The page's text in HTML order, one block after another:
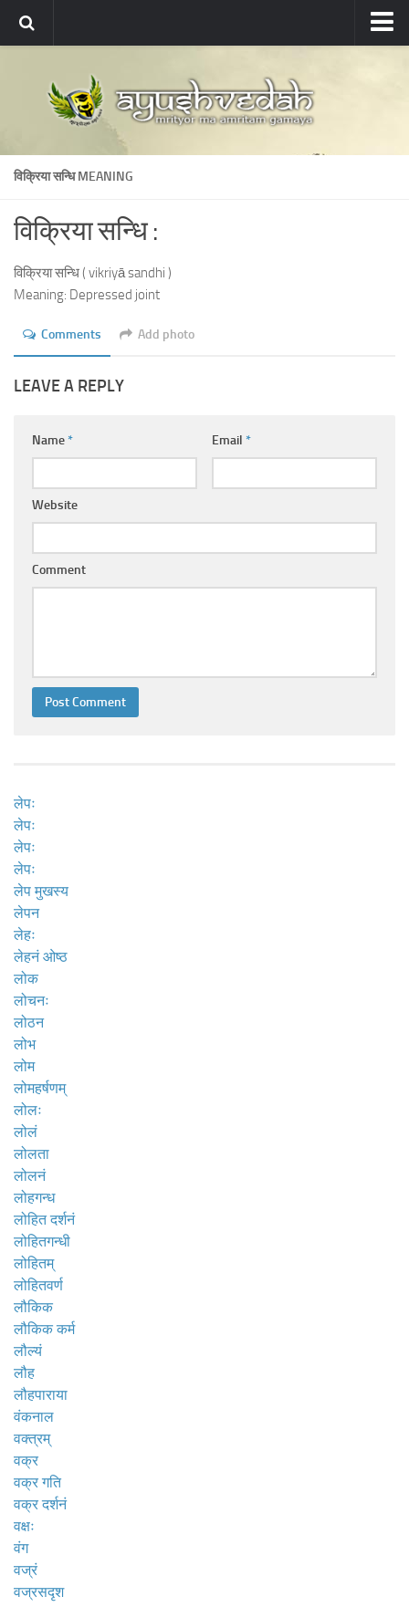
About
About Ayushvedah
Join Us
Academics
Ayurveda Colleges
Glossary
Ayurvedic Centres
Online Consultation
विक्रिया सन्धि MEANING
विक्रिया सन्धि :
विक्रिया सन्धि ( vikriyā sandhi )
Meaning: Depressed joint
Comments Add photo
LEAVE A REPLY
Name* Email *
Website
Comment
लेपः
लेपः
लेपः
लेपः
लेप मुखस्य
लेपन
लेहः
लेहनं ओष्ठ
लोक
लोचनः
लोठन
लोभ
लोम
लोमहर्षणम्
लोलः
लोलं
लोलता
लोलनं
लोहगन्ध
लोहित दर्शनं
लोहितगन्धी
लोहितम्
लोहितवर्ण
लौकिक
लौकिक कर्म
लौल्यं
लौह
लौहपाराया
वंकनाल
वक्त्रम्
वक्र
वक्र गति
वक्र दर्शनं
वक्षः
वंग
वज्रं
वज्रसदृश